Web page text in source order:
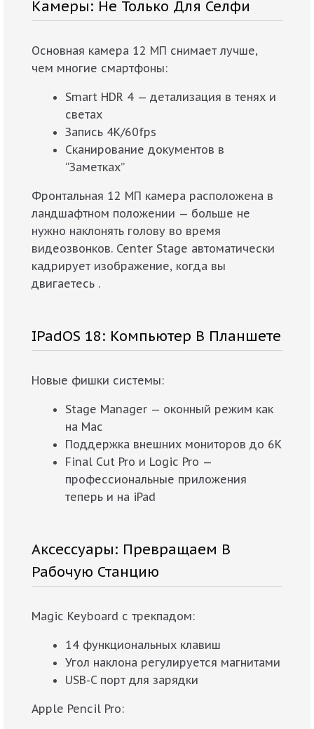
Камеры: Не Только Для Селфи
Основная камера 12 МП снимает лучше,
чем многие смартфоны:
Smart HDR 4 — детализация в тенях и
светах
Запись 4K/60fps
Сканирование документов в
“Заметках”
Фронтальная 12 МП камера расположена в
ландшафтном положении — больше не
нужно наклонять голову во время
видеозвонков. Center Stage автоматически
кадрирует изображение, когда вы
двигаетесь .
IPadOS 18: Компьютер В Планшете
Новые фишки системы:
Stage Manager — оконный режим как
на Mac
Поддержка внешних мониторов до 6K
Final Cut Pro и Logic Pro —
профессиональные приложения
теперь и на iPad
Аксессуары: Превращаем В
Рабочую Станцию
Magic Keyboard с трекпадом:
14 функциональных клавиш
Угол наклона регулируется магнитами
USB-C порт для зарядки
Apple Pencil Pro: